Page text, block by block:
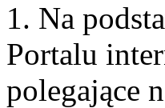
1. Na
Portalu
polegające